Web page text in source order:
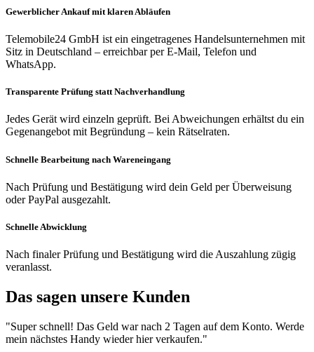
Gewerblicher Ankauf mit klaren Abläufen
Telemobile24 GmbH ist ein eingetragenes Handelsunternehmen mit
Sitz in Deutschland – erreichbar per E-Mail, Telefon und
WhatsApp.
Transparente Prüfung statt Nachverhandlung
Jedes Gerät wird einzeln geprüft. Bei Abweichungen erhältst du ein
Gegenangebot mit Begründung – kein Rätselraten.
Schnelle Bearbeitung nach Wareneingang
Nach Prüfung und Bestätigung wird dein Geld per Überweisung
oder PayPal ausgezahlt.
Schnelle Abwicklung
Nach finaler Prüfung und Bestätigung wird die Auszahlung zügig
veranlasst.
Das sagen unsere Kunden
"Super schnell! Das Geld war nach 2 Tagen auf dem Konto. Werde
mein nächstes Handy wieder hier verkaufen."